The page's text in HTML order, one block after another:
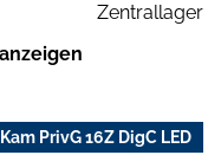
Zentrallager
PrivG 16Z DigC LED